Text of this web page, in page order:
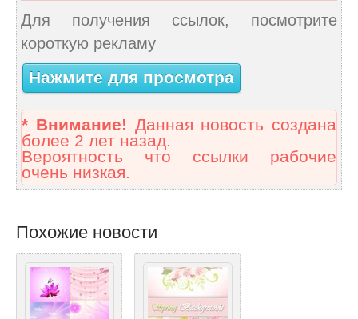
Для получения ссылок, посмотрите
короткую рекламу
Нажмите для просмотра
* Внимание! Данная новость создана
более 2 лет назад.
Вероятность что ссылки рабочие
очень низкая.
Похожие новости